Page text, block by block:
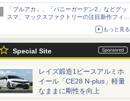
ライトニング・マックィーンやメーターなど4
種がラインナップ
「ブルアカ」、「バニーガーデン2」などグッ
スマ、マックスファクトリーの注目新作フィギ
ュアが展示【ホビーメーカー合同展示会】
もっと見る
Special Site
レイズ鍛造1ピースアルミホ
イール「CE28 N-plus」軽量
なままに剛性を向上